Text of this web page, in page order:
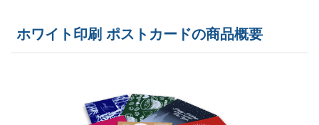
ホワイト印刷 ポストカードの商品概要